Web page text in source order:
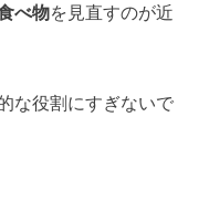
べ物を見直すのが近
な役割にすぎないで